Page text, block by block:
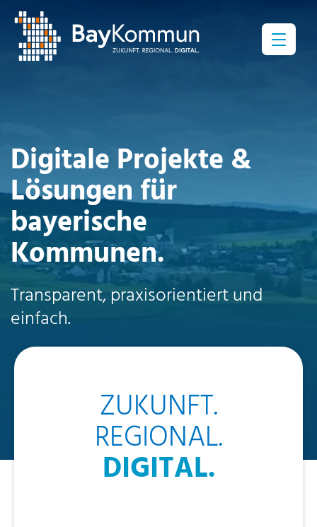
Menü
Digitale Projekte &
Lösungen für
bayerische
Kommunen.
Transparent, praxisorientiert und
einfach.
ZUKUNFT.
REGIONAL.
DIGITAL.